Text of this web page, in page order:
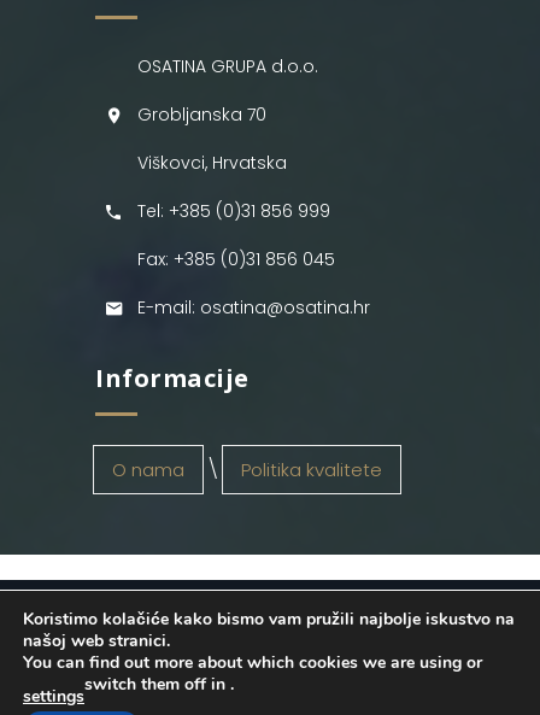
OSATINA GRUPA d.o.o.
Grobljanska 70
Viškovci, Hrvatska
Tel: +385 (0)31 856 999
Fax: +385 (0)31 856 045
E-mail: osatina@osatina.hr
Informacije
O nama Politika kvalitete
OSATINA GRUPA d.o.o. 2026
. Configured
byINFOS Osijek. Sva prava pridržana.
Koristimo kolačiće kako bismo vam pružili najbolje iskustvo na
našoj web stranici.
You can find out more about which cookies we are using or
switch them off in
settings
.